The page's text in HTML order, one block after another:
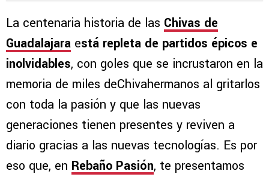
La centenaria historia de las Chivas de
Guadalajara está repleta de partidos épicos e
inolvidables, con goles que se incrustaron en la
memoria de miles deChivahermanos al gritarlos
con toda la pasión y que las nuevas
generaciones tienen presentes y reviven a
diario gracias a las nuevas tecnologías. Es por
eso que, en Rebaño Pasión, te presentamos